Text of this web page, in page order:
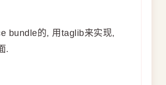
bundle的, 用taglib来实现,
.